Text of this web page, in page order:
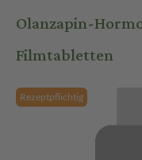
Olanzapin-
Filmtabletten
Rezeptpflichtig